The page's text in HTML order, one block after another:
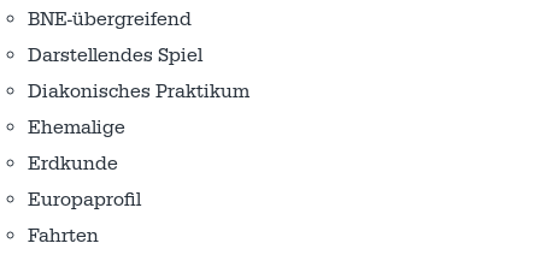
BNE-übergreifend
Darstellendes Spiel
Diakonisches Praktikum
Ehemalige
Erdkunde
Europaprofil
Fahrten